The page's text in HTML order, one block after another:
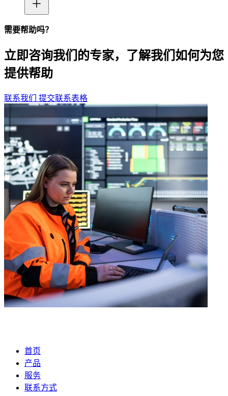
需要帮助吗？
立即咨询我们的专家，了解我们如何为您
提供帮助
联系我们 提交联系表格
首页
产品
服务
联系方式